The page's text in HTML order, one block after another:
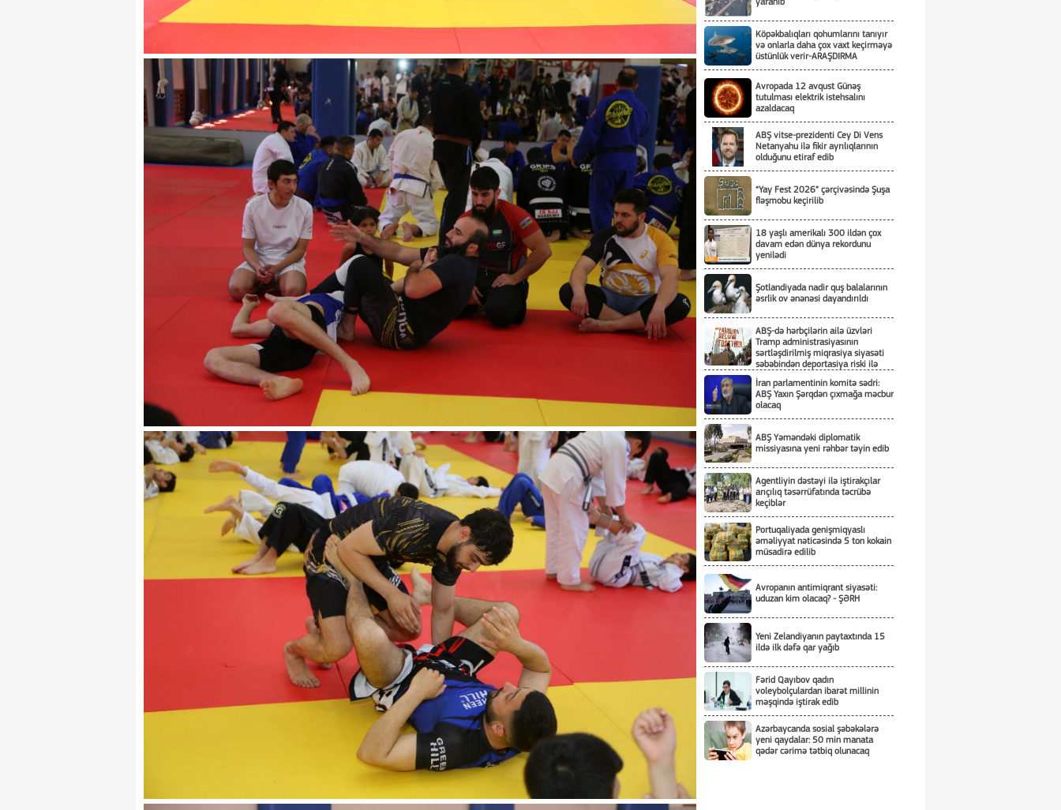
yaranıb
Köpəkbalıqları qohumlarını tanıyır
və onlarla daha çox vaxt keçirməyə
üstünlük verir-ARAŞDIRMA
Avropada 12 avqust Günəş
tutulması elektrik istehsalını
azaldacaq
ABŞ vitse-prezidenti Cey Di Vens
Netanyahu ilə fikir ayrılıqlarının
olduğunu etiraf edib
“Yay Fest 2026” çərçivəsində Şuşa
fləşmobu keçirilib
18 yaşlı amerikalı 300 ildən çox
davam edən dünya rekordunu
yenilədi
Şotlandiyada nadir quş balalarının
əsrlik ov ənənəsi dayandırıldı
ABŞ-də hərbçilərin ailə üzvləri
Tramp administrasiyasının
sərtləşdirilmiş miqrasiya siyasəti
səbəbindən deportasiya riski ilə
üzləşiblər
İran parlamentinin komitə sədri:
ABŞ Yaxın Şərqdən çıxmağa məcbur
olacaq
ABŞ Yəməndəki diplomatik
missiyasına yeni rəhbər təyin edib
Agentliyin dəstəyi ilə iştirakçılar
arıçılıq təsərrüfatında təcrübə
keçiblər
Portuqaliyada genişmiqyaslı
əməliyyat nəticəsində 5 ton kokain
müsadirə edilib
Avropanın antimiqrant siyasəti:
uduzan kim olacaq? - ŞƏRH
Yeni Zelandiyanın paytaxtında 15
ildə ilk dəfə qar yağıb
Fərid Qayıbov qadın
voleybolçulardan ibarət millinin
məşqində iştirak edib
Azərbaycanda sosial şəbəkələrə
yeni qaydalar: 50 min manata
qədər cərimə tətbiq olunacaq